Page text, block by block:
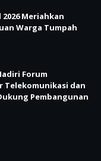
Meriahkan
Warga Tumpah
Forum
dan
Pembangunan